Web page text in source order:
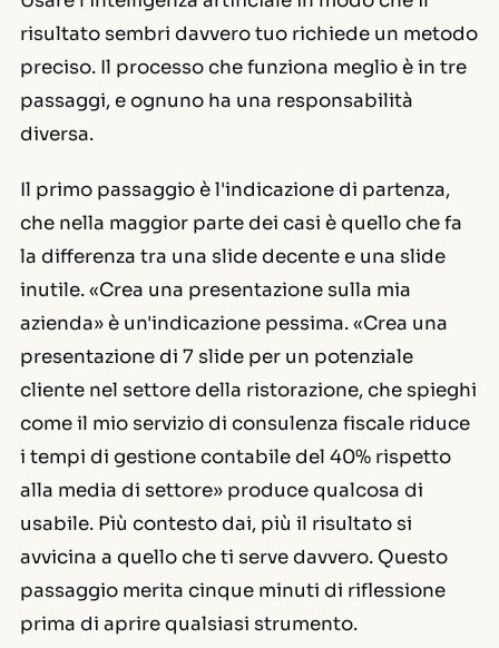
risultato sembri davvero tuo richiede un metodo
preciso. Il processo che funziona meglio è in tre
passaggi, e ognuno ha una responsabilità
diversa.
Il primo passaggio è l'indicazione di partenza,
che nella maggior parte dei casi è quello che fa
la differenza tra una slide decente e una slide
inutile. «Crea una presentazione sulla mia
azienda» è un'indicazione pessima. «Crea una
presentazione di 7 slide per un potenziale
cliente nel settore della ristorazione, che spieghi
come il mio servizio di consulenza fiscale riduce
i tempi di gestione contabile del 40% rispetto
alla media di settore» produce qualcosa di
usabile. Più contesto dai, più il risultato si
avvicina a quello che ti serve davvero. Questo
passaggio merita cinque minuti di riflessione
prima di aprire qualsiasi strumento.